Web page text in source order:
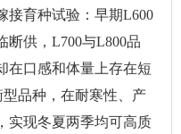
接育种试验：早期L600
断供，L700与L800品
在口感和体量上存在短
品种，在耐寒性、产
实现冬夏两季均可高质